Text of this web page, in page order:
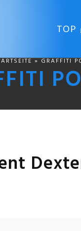
TOP
» GRAFFITI